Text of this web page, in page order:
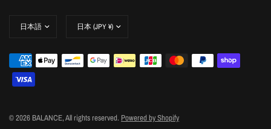
© 2026 BALANCE, All rights reserved. Powered by Shopify